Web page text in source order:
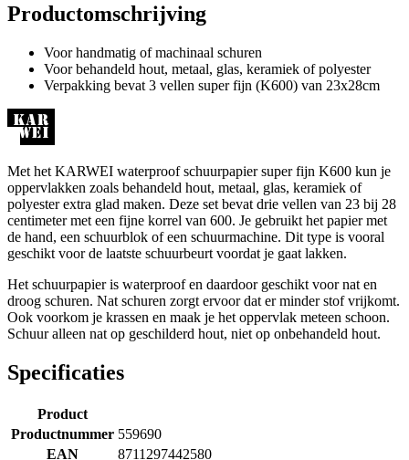
Productomschrijving
Voor handmatig of machinaal schuren
Voor behandeld hout, metaal, glas, keramiek of polyester
Verpakking bevat 3 vellen super fijn (K600) van 23x28cm
Met het KARWEI waterproof schuurpapier super fijn K600 kun je
oppervlakken zoals behandeld hout, metaal, glas, keramiek of
polyester extra glad maken. Deze set bevat drie vellen van 23 bij 28
centimeter met een fijne korrel van 600. Je gebruikt het papier met
de hand, een schuurblok of een schuurmachine. Dit type is vooral
geschikt voor de laatste schuurbeurt voordat je gaat lakken.
Het schuurpapier is waterproof en daardoor geschikt voor nat en
droog schuren. Nat schuren zorgt ervoor dat er minder stof vrijkomt.
Ook voorkom je krassen en maak je het oppervlak meteen schoon.
Schuur alleen nat op geschilderd hout, niet op onbehandeld hout.
Specificaties
Product
Productnummer 559690
EAN
8711297442580